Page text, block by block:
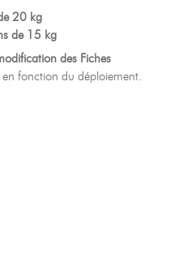
20 kg
de 15 kg
des Fiches
fonction du déploiement.